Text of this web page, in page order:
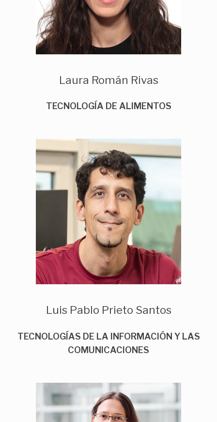
Laura Román Rivas
TECNOLOGÍA DE ALIMENTOS
Luis Pablo Prieto Santos
TECNOLOGÍAS DE LA INFORMACIÓN Y LAS
COMUNICACIONES